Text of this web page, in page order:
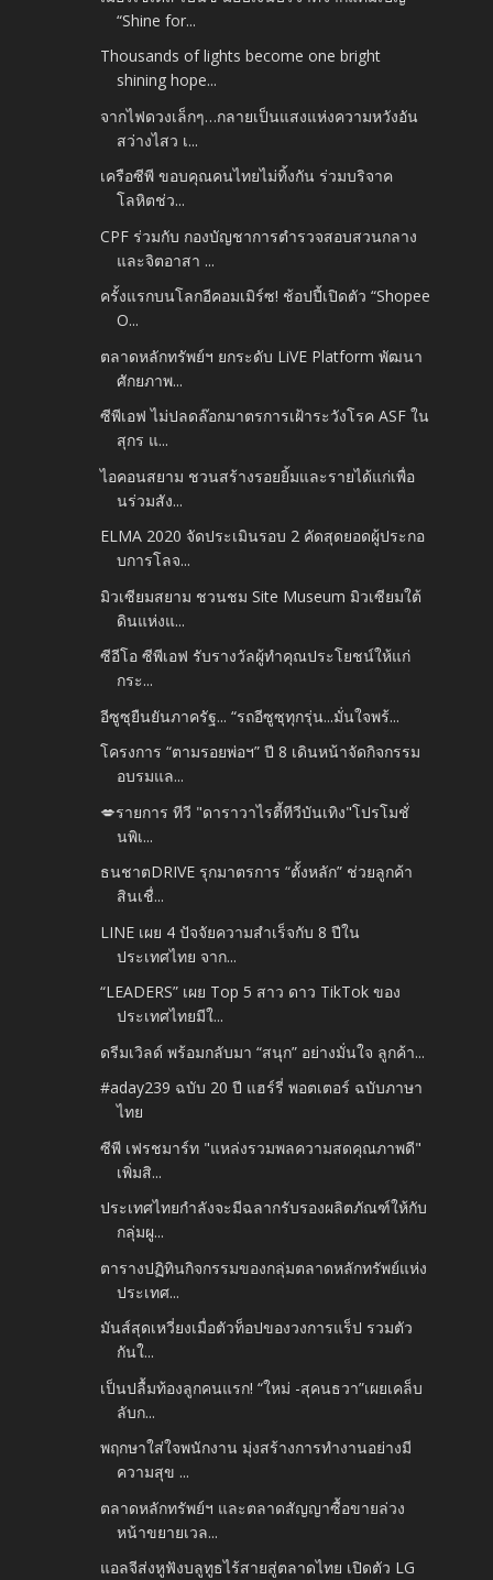
“Shine for...
Thousands of lights become one bright
shining hope...
จากไฟดวงเล็กๆ…กลายเป็นแสงแห่งความหวังอัน
สว่างไสว เ...
เครือซีพี ขอบคุณคนไทยไม่ทิ้งกัน ร่วมบริจาค
โลหิตช่ว...
CPF ร่วมกับ กองบัญชาการตำรวจสอบสวนกลาง
และจิตอาสา ...
ครั้งแรกบนโลกอีคอมเมิร์ซ! ช้อปปี้เปิดตัว “Shopee
O...
ตลาดหลักทรัพย์ฯ ยกระดับ LiVE Platform พัฒนา
ศักยภาพ...
ซีพีเอฟ ไม่ปลดล๊อกมาตรการเฝ้าระวังโรค ASF ใน
สุกร แ...
ไอคอนสยาม ชวนสร้างรอยยิ้มและรายได้แก่เพื่อ
นร่วมสัง...
ELMA 2020 จัดประเมินรอบ 2 คัดสุดยอดผู้ประกอ
บการโลจ...
มิวเซียมสยาม ชวนชม Site Museum มิวเซียมใต้
ดินแห่งแ...
ซีอีโอ ซีพีเอฟ รับรางวัลผู้ทำคุณประโยชน์ให้แก่
กระ...
อีซูซุยืนยันภาครัฐ... “รถอีซูซุทุกรุ่น...มั่นใจพร้...
โครงการ “ตามรอยพ่อฯ” ปี 8 เดินหน้าจัดกิจกรรม
อบรมแล...
💋รายการ ทีวี "ดาราวาไรตี้ทีวีบันเทิง"โปรโมชั่
นพิเ...
ธนชาตDRIVE รุกมาตรการ “ตั้งหลัก” ช่วยลูกค้า
สินเชื่...
LINE เผย 4 ปัจจัยความสำเร็จกับ 8 ปีใน
ประเทศไทย จาก...
“LEADERS” เผย Top 5 สาว ดาว TikTok ของ
ประเทศไทยมีใ...
ดรีมเวิลด์ พร้อมกลับมา “สนุก” อย่างมั่นใจ ลูกค้า...
#aday239 ฉบับ 20 ปี แฮร์รี่ พอตเตอร์ ฉบับภาษา
ไทย
ซีพี เฟรชมาร์ท "แหล่งรวมพลความสดคุณภาพดี"
เพิ่มสิ...
ประเทศไทยกำลังจะมีฉลากรับรองผลิตภัณฑ์ให้กับ
กลุ่มผู...
ตารางปฏิทินกิจกรรมของกลุ่มตลาดหลักทรัพย์แห่ง
ประเทศ...
มันส์สุดเหวี่ยงเมื่อตัวท็อปของวงการแร็ป รวมตัว
กันใ...
เป็นปลื้มท้องลูกคนแรก! “ใหม่ -สุคนธวา”เผยเคล็บ
ลับก...
พฤกษาใส่ใจพนักงาน มุ่งสร้างการทำงานอย่างมี
ความสุข ...
ตลาดหลักทรัพย์ฯ และตลาดสัญญาซื้อขายล่วง
หน้าขยายเวล...
แอลจีส่งหูฟังบลูทูธไร้สายสู่ตลาดไทย เปิดตัว LG